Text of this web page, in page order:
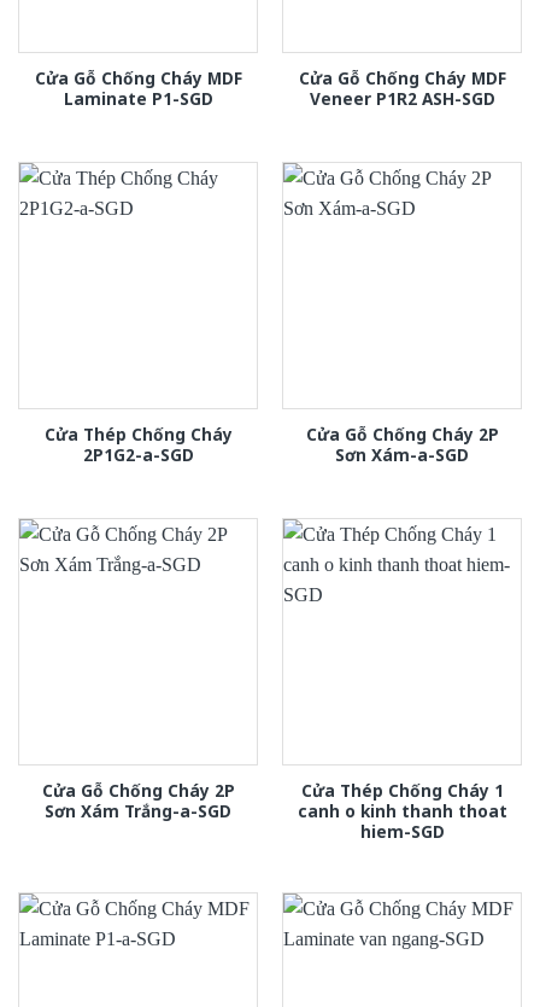
Cửa Gỗ Chống Cháy MDF
Laminate P1-SGD
Cửa Gỗ Chống Cháy MDF
Veneer P1R2 ASH-SGD
Cửa Thép Chống Cháy
2P1G2-a-SGD
Cửa Gỗ Chống Cháy 2P
Sơn Xám-a-SGD
Cửa Gỗ Chống Cháy 2P
Sơn Xám Trắng-a-SGD
Cửa Thép Chống Cháy 1
canh o kinh thanh thoat
hiem-SGD